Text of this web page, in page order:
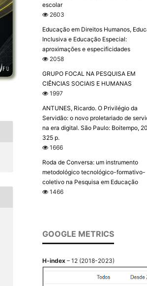
escolar
2603
Educação em Direitos Humanos,
Inclusiva e Educação Especial:
aproximações e especificidades
2058
GRUPO FOCAL NA PESQUISA EM
CIÊNCIAS SOCIAIS E HUMANAS
1997
ANTUNES, Ricardo. O Privilégio da
Servidão: o novo proletariado de
na era digital. São Paulo: Boitempo,
325 p.
1666
Roda de Conversa: um instrumento
metodológico tecnológico-formativo-
coletivo na Pesquisa em Educação
1466
GOOGLE METRICS
H-index – 12 (2018-2023)